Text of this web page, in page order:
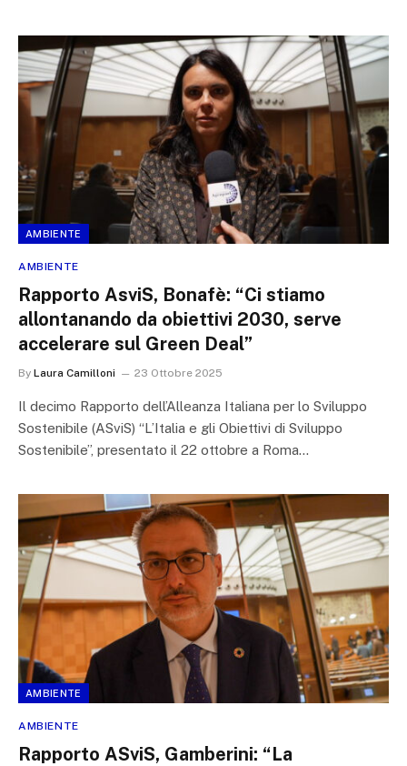
AMBIENTE
AMBIENTE
Rapporto AsviS, Bonafè: “Ci stiamo
allontanando da obiettivi 2030, serve
accelerare sul Green Deal”
By Laura Camilloni 23 Ottobre 2025
Il decimo Rapporto dell’Alleanza Italiana per lo Sviluppo
Sostenibile (ASviS) “L’Italia e gli Obiettivi di Sviluppo
Sostenibile”, presentato il 22 ottobre a Roma…
AMBIENTE
AMBIENTE
Rapporto ASviS, Gamberini: “La